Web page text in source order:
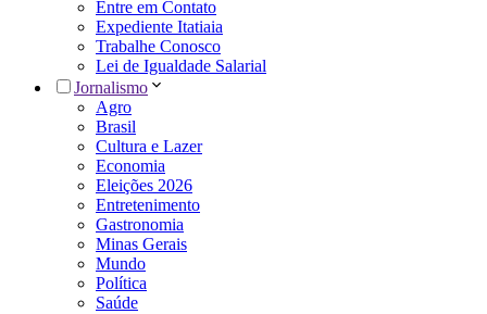
Entre em Contato
Expediente Itatiaia
Trabalhe Conosco
Lei de Igualdade Salarial
Jornalismo
Agro
Brasil
Cultura e Lazer
Economia
Eleições 2026
Entretenimento
Gastronomia
Minas Gerais
Mundo
Política
Saúde